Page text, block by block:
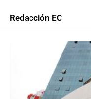
Redacción EC